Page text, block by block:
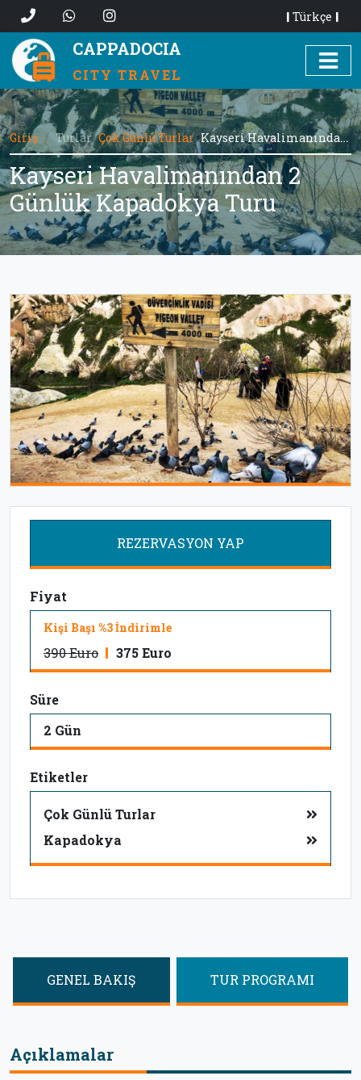
Türkçe
CAPPADOCIA
CITY TRAVEL
Giriş Turlar Çok Günlü Turlar Kayseri Havalimanından 2 Günlük Kapadokya Turu
Kayseri Havalimanından 2
Günlük Kapadokya Turu
REZERVASYON YAP
Fiyat
Kişi Başı %3 İndirimle
390 Euro 375 Euro
Süre
2 Gün
Etiketler
Çok Günlü Turlar
Kapadokya
GENEL BAKIŞ TUR PROGRAMI
Açıklamalar